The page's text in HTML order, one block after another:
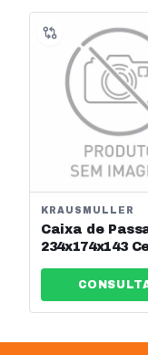
KRAUSMULLER
Caixa de
234x174x143
Alta
03202